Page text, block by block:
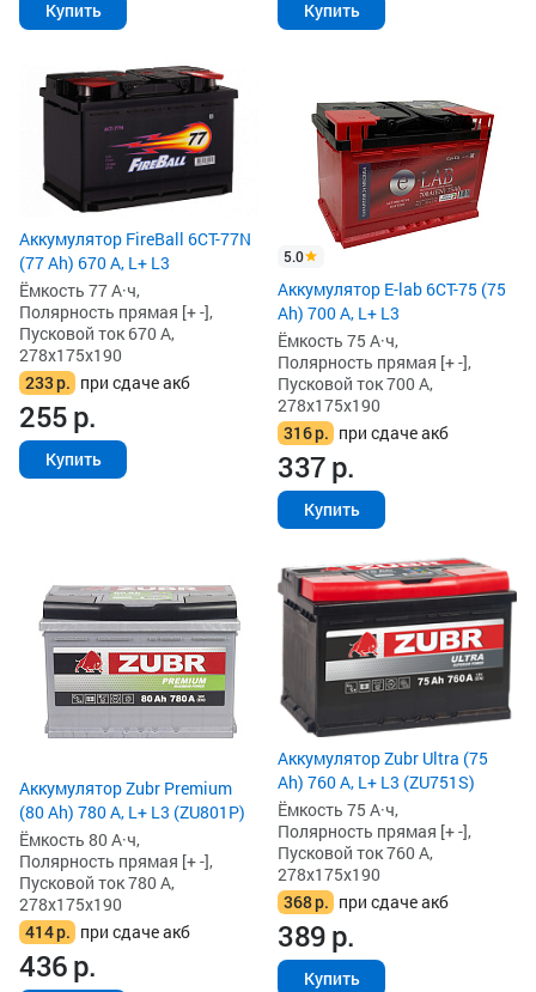
Купить Купить
Аккумулятор FireBall 6СТ-77N
(77 Ah) 670 А, L+ L3
Ёмкость 77 А·ч,
Полярность прямая [+ -],
Пусковой ток 670 А,
278x175x190
233р. при сдаче акб
255р.
Купить
5.0
Аккумулятор E-lab 6СТ-75 (75
Ah) 700 А, L+ L3
Ёмкость 75 А·ч,
Полярность прямая [+ -],
Пусковой ток 700 А,
278x175x190
316р. при сдаче акб
337р.
Купить
Аккумулятор Zubr Premium
(80 Ah) 780 А, L+ L3 (ZU801P)
Ёмкость 80 А·ч,
Полярность прямая [+ -],
Пусковой ток 780 А,
278x175x190
414р. при сдаче акб
436р.
Аккумулятор Zubr Ultra (75
Ah) 760 А, L+ L3 (ZU751S)
Ёмкость 75 А·ч,
Полярность прямая [+ -],
Пусковой ток 760 А,
278x175x190
368р. при сдаче акб
389р.
Купить